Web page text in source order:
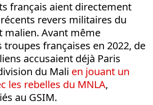
français aient directement
revers militaires du
malien. Avant même
troupes françaises en 2022, de
accusaient déjà Paris
du Mali en jouant un
les rebelles du MNLA,
au GSIM.